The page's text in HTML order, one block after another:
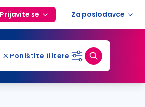
Prijavite se Za poslodavce
Poništite filtere